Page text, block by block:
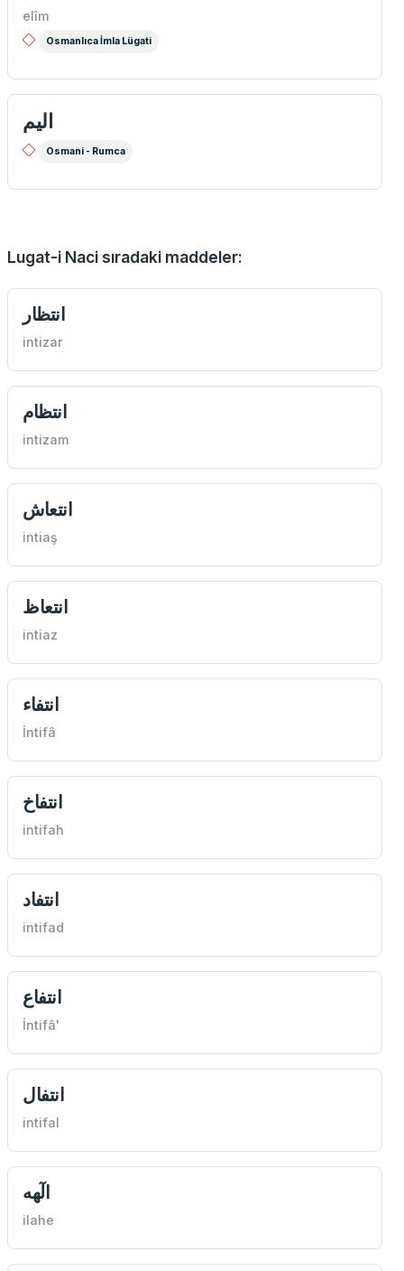
elîm
Osmanlıca İmla Lügati
اليم
Osmani - Rumca
Lugat-i Naci sıradaki maddeler:
انتظار
intizar
انتظام
intizam
انتعاش
intiaş
انتعاظ
intiaz
انتفاء
İntifâ
انتفاخ
intifah
انتفاد
intifad
انتفاع
İntifâ'
انتفال
intifal
الٓهه
ilahe